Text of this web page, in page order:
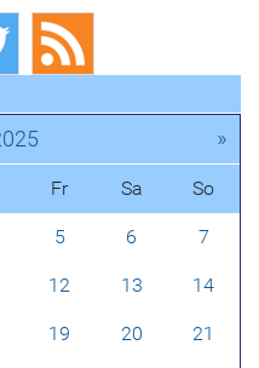
»
Fr Sa So
5 6 7
12 13 14
19 20 21